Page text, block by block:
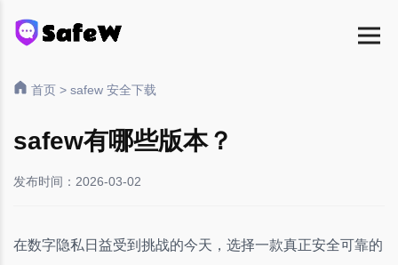
首页 > safew 安全下载
safew有哪些版本？
发布时间：2026-03-02
在数字隐私日益受到挑战的今天，选择一款真正安全可靠的